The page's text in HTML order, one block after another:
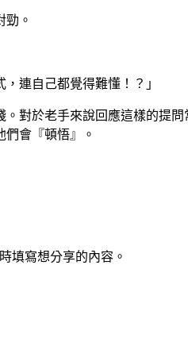
勁。
連自己都覺得難懂！？」
對於老手來說回應這樣的提
會『頓悟』。
填寫想分享的內容。